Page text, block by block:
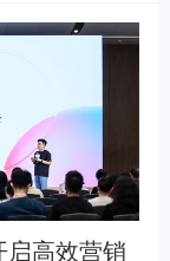
新引擎。她在分
在于其坚定的
聚焦于商业结果
启高效营销